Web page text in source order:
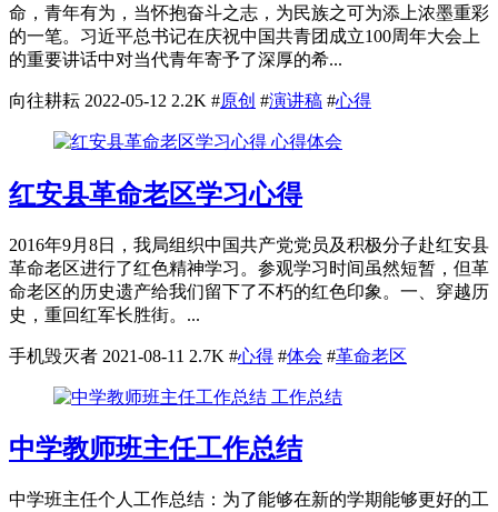
命，青年有为，当怀抱奋斗之志，为民族之可为添上浓墨重彩
的一笔。习近平总书记在庆祝中国共青团成立100周年大会上
的重要讲话中对当代青年寄予了深厚的希...
向往耕耘 2022-05-12 2.2K #原创 #演讲稿 #心得
心得体会
红安县革命老区学习心得
2016年9月8日，我局组织中国共产党党员及积极分子赴红安县
革命老区进行了红色精神学习。参观学习时间虽然短暂，但革
命老区的历史遗产给我们留下了不朽的红色印象。一、穿越历
史，重回红军长胜街。...
手机毁灭者 2021-08-11 2.7K #心得 #体会 #革命老区
工作总结
中学教师班主任工作总结
中学班主任个人工作总结：为了能够在新的学期能够更好的工